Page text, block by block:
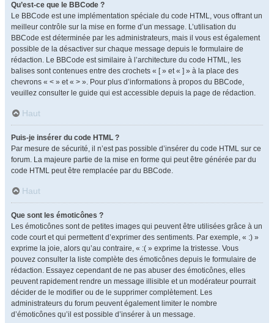
Qu’est-ce que le BBCode ?
Le BBCode est une implémentation spéciale du code HTML, vous offrant un
meilleur contrôle sur la mise en forme d’un message. L’utilisation du
BBCode est déterminée par les administrateurs, mais il vous est également
possible de la désactiver sur chaque message depuis le formulaire de
rédaction. Le BBCode est similaire à l’architecture du code HTML, les
balises sont contenues entre des crochets « [ » et « ] » à la place des
chevrons « < » et « > ». Pour plus d’informations à propos du BBCode,
veuillez consulter le guide qui est accessible depuis la page de rédaction.
Haut
Puis-je insérer du code HTML ?
Par mesure de sécurité, il n’est pas possible d’insérer du code HTML sur ce
forum. La majeure partie de la mise en forme qui peut être générée par du
code HTML peut être remplacée par du BBCode.
Haut
Que sont les émoticônes ?
Les émoticônes sont de petites images qui peuvent être utilisées grâce à un
code court et qui permettent d’exprimer des sentiments. Par exemple, « :) »
exprime la joie, alors qu’au contraire, « :( » exprime la tristesse. Vous
pouvez consulter la liste complète des émoticônes depuis le formulaire de
rédaction. Essayez cependant de ne pas abuser des émoticônes, elles
peuvent rapidement rendre un message illisible et un modérateur pourrait
décider de le modifier ou de le supprimer complètement. Les
administrateurs du forum peuvent également limiter le nombre
d’émoticônes qu’il est possible d’insérer à un message.